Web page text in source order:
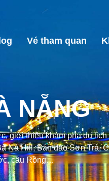
Vé tham quan
NẴNG
giới thiệu khám phá du
Nà Hill, Bán đảo Sơn Trà,
cầu Rồng…